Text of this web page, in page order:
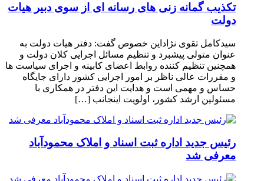
تکذیب گمانه زنی های رسانه ای از سوی دبیر هیات
دولت
سیدکامل تقوی نژاداین خصوص گفت: دفتر هیات دولت به
عنوان متولی پیشبرد و تنظیم مسائل اجرایی کلان دولت و
همچنین تنظیم کننده روابط اعضای کابینه و اجرای سیاست ها
و مقررات عالی ناظر بر امور اجرایی کشور دارای جایگاه
حساس و مهمی است و هدایت این دفتر در همکاری با
مسئولین ارشد کشور، اولویت اینجانب […]
رئیس جدید اداره ثبت اسناد و املاک محمودآباد
معرفی شد